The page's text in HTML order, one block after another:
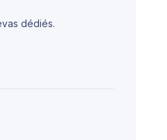
dédiés.